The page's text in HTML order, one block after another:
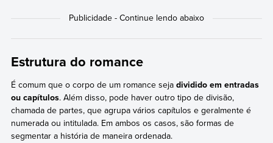
Estrutura do romance
É comum que o corpo de um romance seja dividido em entradas
ou capítulos. Além disso, pode haver outro tipo de divisão,
chamada de partes, que agrupa vários capítulos e geralmente é
numerada ou intitulada. Em ambos os casos, são formas de
segmentar a história de maneira ordenada.